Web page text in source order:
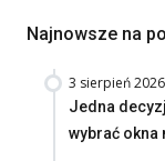
Najnowsze na
3 sierpień 2026
Jedna
wybrać okna